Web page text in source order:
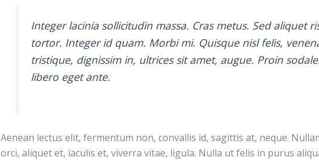
Integer lacinia sollicitudin massa. Cras metus. Sed aliquet
tortor. Integer id quam. Morbi mi. Quisque nisl felis,
tristique, dignissim in, ultrices sit amet, augue. Proin
libero eget ante.
Aenean lectus elit, fermentum non, convallis id, sagittis at, neque.
orci, aliquet et, iaculis et, viverra vitae, ligula. Nulla ut felis in purus